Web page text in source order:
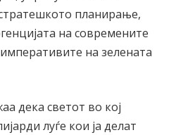
планирање,
на современите
на зелената
дека светот во кој
луѓе кои ја делат